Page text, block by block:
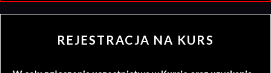
REJESTRACJA NA KURS